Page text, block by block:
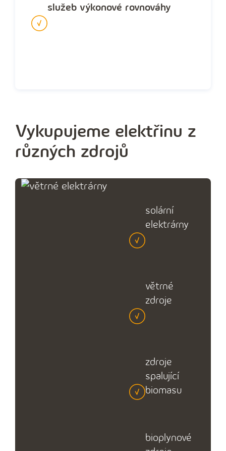
služeb výkonové rovnováhy
Vykupujeme elektřinu z
různých zdrojů
solární
elektrárny
větrné
zdroje
zdroje
spalující
biomasu
bioplynové